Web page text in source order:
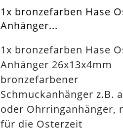
1x bronzefarben Hase
Anhänger...
1x bronzefarben Hase
Anhänger 26x13x4mm
bronzefarbener
Schmuckanhänger z.B.
oder Ohrringanhänger,
für die Osterzeit